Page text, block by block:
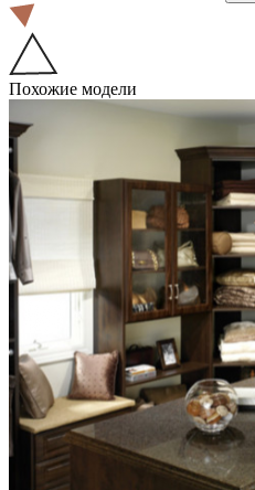
Похожие модели